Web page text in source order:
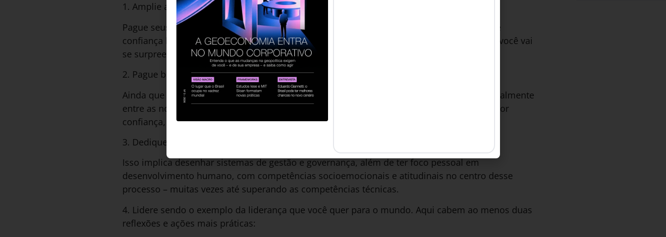
1. Amplie accountability e transparência
Pague seus impostos devidamente e promova uma cultura organizacional de autonomia e
confiança baseada em transparência. Isso vai demandar muitas quebras de crenças, mas você vai
se surpreender com os resultados!
2. Pague bem seus colaboradores
Ainda que salário não esteja no topo das listas para atração e retenção de talentos, especialmente
entre as novas gerações, isso é o certo a fazer. E, principalmente em culturas orientadas por
confiança, o retorno desse bom salário também é certo.
3. Dedique tempo de qualidade para a formação de novas lideranças
Isso implica desenhar sistemas de gestão e governança, além de ter foco pessoal em
desenvolvimento humano, com competências socioemocionais e atitudinais no centro desse
processo – muitas vezes até superando as competências técnicas.
4. Lidere sendo o exemplo da liderança que você quer para o mundo. Aqui cabem ao menos duas
reflexões e ações mais práticas: